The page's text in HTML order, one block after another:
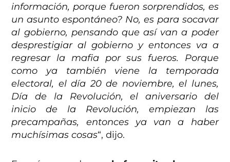
información, porque fueron sorprendidos, es
un asunto espontáneo? No, es para socavar
al gobierno, pensando que así van a poder
desprestigiar al gobierno y entonces va a
regresar la mafia por sus fueros. Porque
como ya también viene la temporada
electoral, el día 20 de noviembre, el lunes,
Día de la Revolución, el aniversario del
inicio de la Revolución, empiezan las
precampañas, entonces ya van a haber
muchísimas cosas“, dijo.